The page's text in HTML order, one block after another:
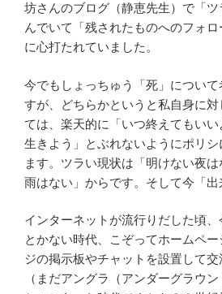
坊さんのブログ（静恵先生）で「
んでいて「残されたものへのフォロ
に心打たれていました。
今でもしょっちゅう「死」につい
すが、どちらかというと私自身に
ては、楽天的に「いつ終えてもい
生きよう」とぶれないようにポリ
ます。ツラい現状は「明けない夜
雨はない」からです。そして今「出
インターネットが流行りだした頃
とかない時代、こぞってホームペ
ジの掲示板やチャットを設置して
（まだアングラ（アンダーグラウ